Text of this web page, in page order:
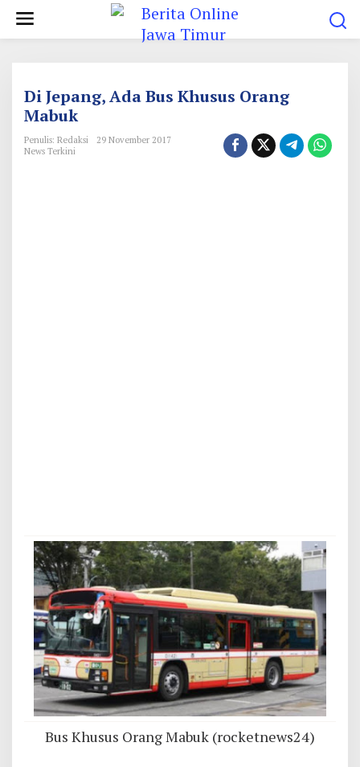
Di Jepang, Ada Bus Khusus Orang
Mabuk
Penulis: Redaksi
29 November 2017
News Terkini
Bus Khusus Orang Mabuk (rocketnews24)